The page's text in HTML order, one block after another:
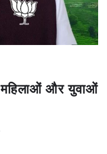
और युवाओं